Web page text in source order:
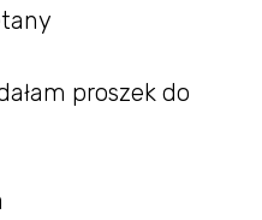
proszek do